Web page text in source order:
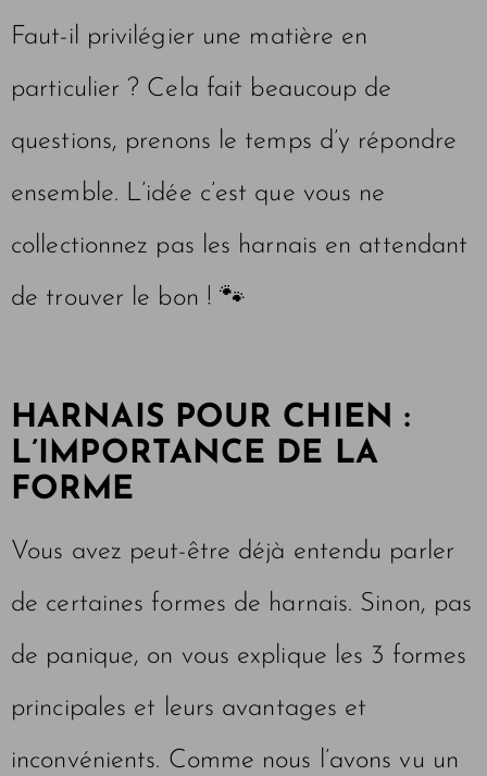
Faut-il privilégier une matière en
particulier ? Cela fait beaucoup de
questions, prenons le temps d’y répondre
ensemble. L’idée c’est que vous ne
collectionnez pas les harnais en attendant
de trouver le bon ! 🐾
HARNAIS POUR CHIEN :
L’IMPORTANCE DE LA
FORME
Vous avez peut-être déjà entendu parler
de certaines formes de harnais. Sinon, pas
de panique, on vous explique les 3 formes
principales et leurs avantages et
inconvénients. Comme nous l’avons vu un